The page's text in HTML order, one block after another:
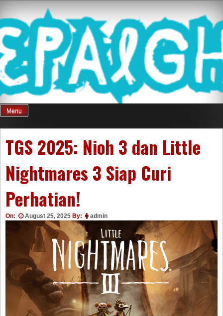
content
Mnepalghopa
Review Game
Terkini Paling
Seluruh Di
Indonesia
Menu
TGS 2025: Nioh 3 dan Little
Nightmares 3 Siap Curi
Perhatian!
On: August 25, 2025 By: admin